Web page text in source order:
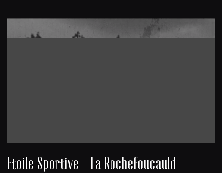
Etoile Sportive - La Rochefoucauld